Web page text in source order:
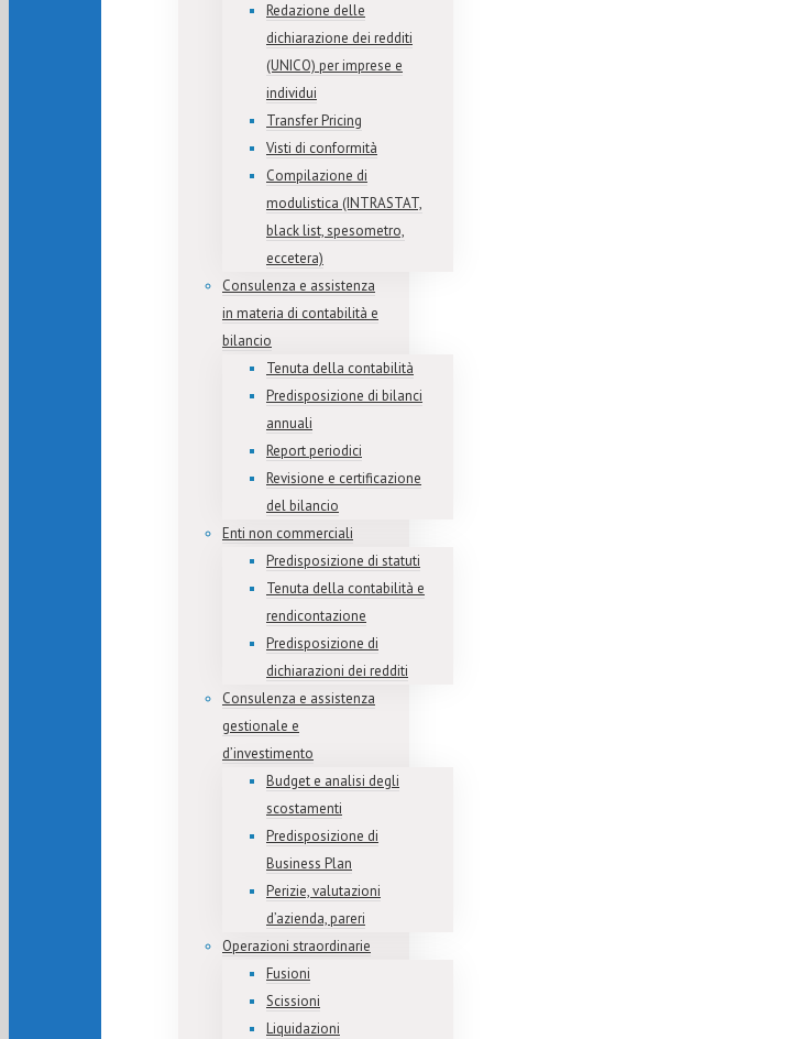
Redazione delle
dichiarazione dei redditi
(UNICO) per imprese e
individui
Transfer Pricing
Visti di conformità
Compilazione di
modulistica (INTRASTAT,
black list, spesometro,
eccetera)
Consulenza e assistenza
in materia di contabilità e
bilancio
Tenuta della contabilità
Predisposizione di bilanci
annuali
Report periodici
Revisione e certificazione
del bilancio
Enti non commerciali
Predisposizione di statuti
Tenuta della contabilità e
rendicontazione
Predisposizione di
dichiarazioni dei redditi
Consulenza e assistenza
gestionale e
d’investimento
Budget e analisi degli
scostamenti
Predisposizione di
Business Plan
Perizie, valutazioni
d’azienda, pareri
Operazioni straordinarie
Fusioni
Scissioni
Liquidazioni